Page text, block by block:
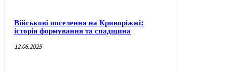
Військові поселення на Криворіжжі:
історія формування та спадщина
12.06.2025